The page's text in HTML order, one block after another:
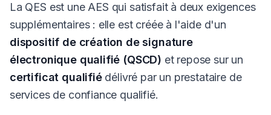
La QES est une AES qui satisfait à deux exigences
supplémentaires : elle est créée à l'aide d'un
dispositif de création de signature
électronique qualifié (QSCD) et repose sur un
certificat qualifiédélivré par un prestataire de
services de confiance qualifié.